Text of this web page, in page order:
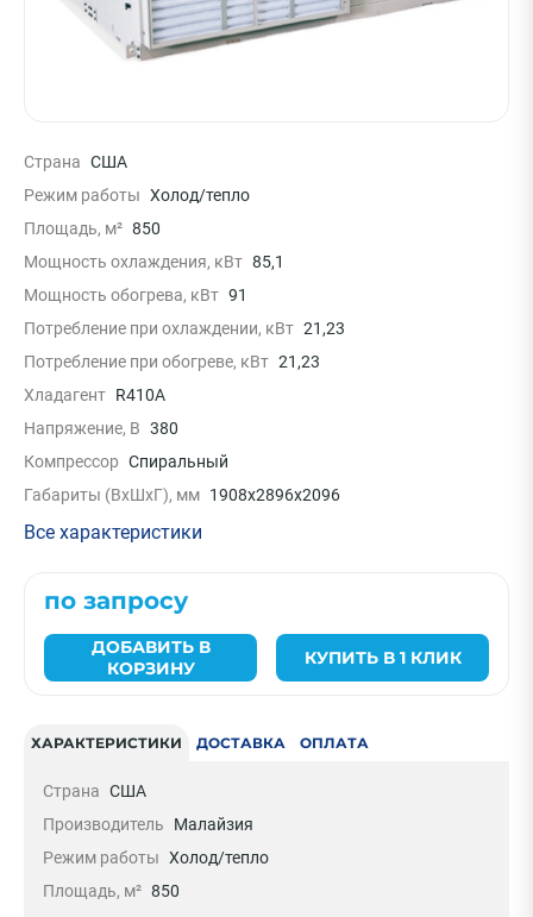
Страна США
Режим работы Холод/тепло
Площадь, м² 850
Мощность охлаждения, кВт 85,1
Мощность обогрева, кВт 91
Потребление при охлаждении, кВт 21,23
Потребление при обогреве, кВт 21,23
Хладагент R410A
Напряжение, В 380
Компрессор Спиральный
Габариты (ВхШхГ), мм 1908х2896х2096
Все характеристики
по запросу
ДОБАВИТЬ В
КОРЗИНУ
КУПИТЬ В 1 КЛИК
ХАРАКТЕРИСТИКИ ДОСТАВКА ОПЛАТА
Страна США
Производитель
Малайзия
Режим работы Холод/тепло
Площадь, м² 850